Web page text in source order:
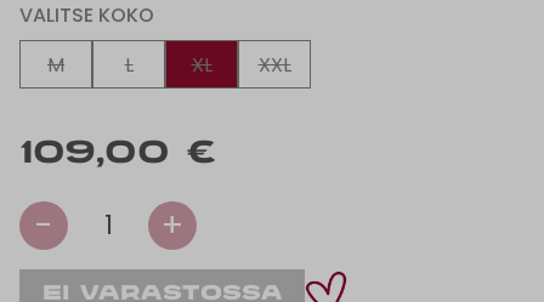
VALITSE KOKO
M
L XL XXL
109,00 €
- 1 +